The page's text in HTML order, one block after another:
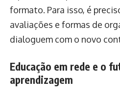
formato. Para isso, é
avaliações e formas de
dialoguem com o novo
Educação em rede e o
aprendizagem